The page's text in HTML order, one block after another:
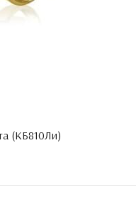
(КБ810Ли)